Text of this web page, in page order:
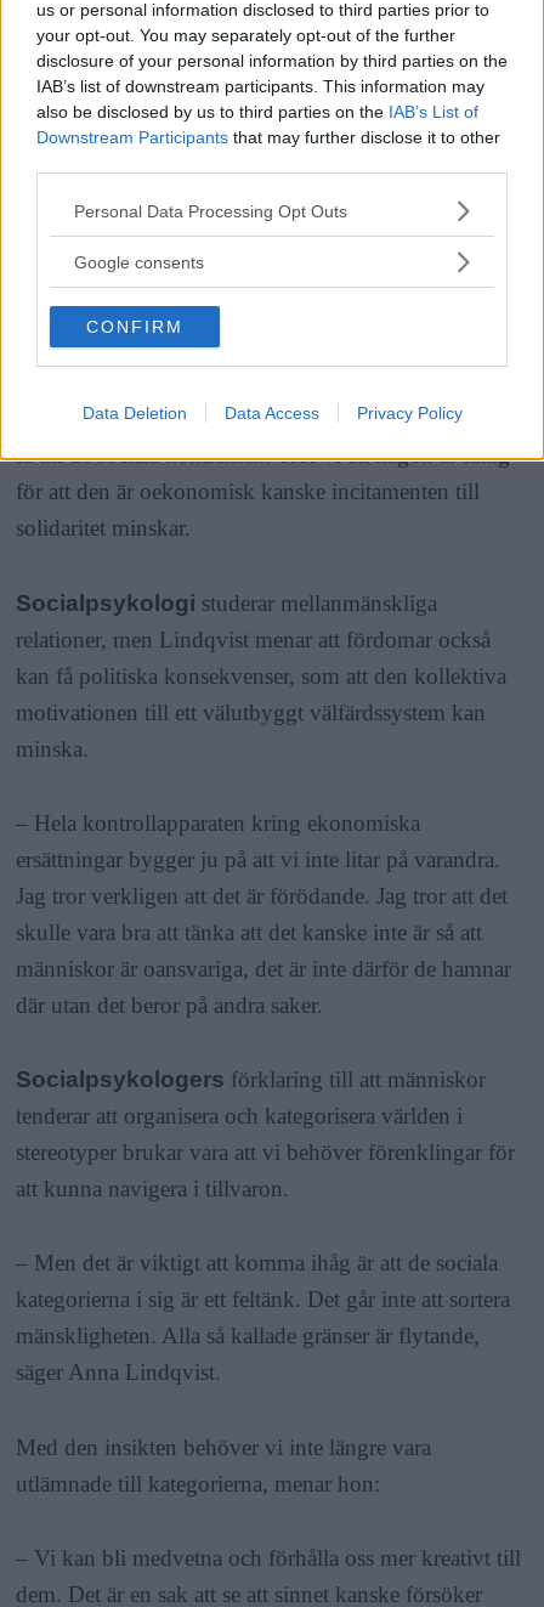
us or personal information disclosed to third parties prior to
your opt-out. You may separately opt-out of the further
disclosure of your personal information by third parties on the
IAB’s list of downstream participants. This information may
also be disclosed by us to third parties on the IAB’s List of
Downstream Participants that may further disclose it to other
Please note that this website/app uses one or more Google
not limited to your visit or usage behaviour. You may click to
use your data for below specified purposes in below Google
consent section.
Personal Data Processing Opt Outs
Google consents
CONFIRM
Data Deletion Data Access Privacy Policy
och bett om kvittot av de som handlat. Därigenom
kunde de visa att fattiga tvärtom är bättre på att planera
ekonomiskt än medelklassen.
Lindqvist kan öka medvetenheten om fördomar och
deras konsekvenser, som diskriminering och social
exkludering.
pengar dessutom är oärlig kan det vara ännu svårare att
få till de sociala kontrakten. Tror vi att någon är fattig
för att den är oekonomisk kanske incitamenten till
solidaritet minskar.
Socialpsykologi studerar mellanmänskliga
relationer, men Lindqvist menar att fördomar också
kan få politiska konsekvenser, som att den kollektiva
motivationen till ett välutbyggt välfärdssystem kan
minska.
– Hela kontrollapparaten kring ekonomiska
ersättningar bygger ju på att vi inte litar på varandra.
Jag tror verkligen att det är förödande. Jag tror att det
skulle vara bra att tänka att det kanske inte är så att
människor är oansvariga, det är inte därför de hamnar
där utan det beror på andra saker.
Socialpsykologers förklaring till att människor
tenderar att organisera och kategorisera världen i
stereotyper brukar vara att vi behöver förenklingar för
att kunna navigera i tillvaron.
– Men det är viktigt att komma ihåg är att de sociala
kategorierna i sig är ett feltänk. Det går inte att sortera
mänskligheten. Alla så kallade gränser är flytande,
säger Anna Lindqvist.
Med den insikten behöver vi inte längre vara
utlämnade till kategorierna, menar hon:
– Vi kan bli medvetna och förhålla oss mer kreativt till
dem. Det är en sak att se att sinnet kanske försöker